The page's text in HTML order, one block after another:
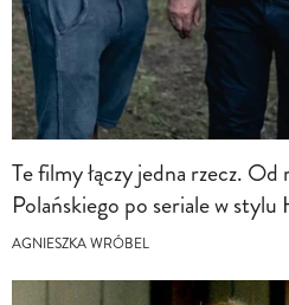
Te filmy łączy jedna rzecz. Od
Polańskiego po seriale w stylu
AGNIESZKA WRÓBEL